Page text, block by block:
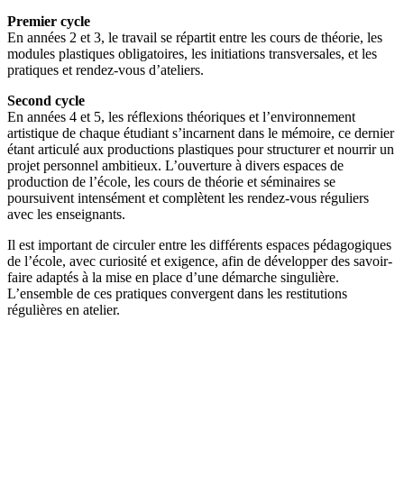
Premier cycle
En années 2 et 3, le travail se répartit entre les cours de théorie, les
modules plastiques obligatoires, les initiations transversales, et les
pratiques et rendez-vous d’ateliers.
Second cycle
En années 4 et 5, les réflexions théoriques et l’environnement
artistique de chaque étudiant s’incarnent dans le mémoire, ce dernier
étant articulé aux productions plastiques pour structurer et nourrir un
projet personnel ambitieux. L’ouverture à divers espaces de
production de l’école, les cours de théorie et séminaires se
poursuivent intensément et complètent les rendez-vous réguliers
avec les enseignants.
Il est important de circuler entre les différents espaces pédagogiques
de l’école, avec curiosité et exigence, afin de développer des savoir-
faire adaptés à la mise en place d’une démarche singulière.
L’ensemble de ces pratiques convergent dans les restitutions
régulières en atelier.